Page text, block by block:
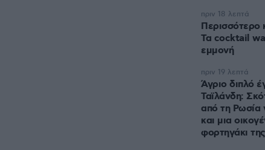
Περισσότερο
Τα cocktail
εμμονή
πριν 18 λεπτά
Άγριο διπλό
Ταϊλάνδη:
από τη Ρωσία
και μια
φορτηγάκι της
πριν 19 λεπτά